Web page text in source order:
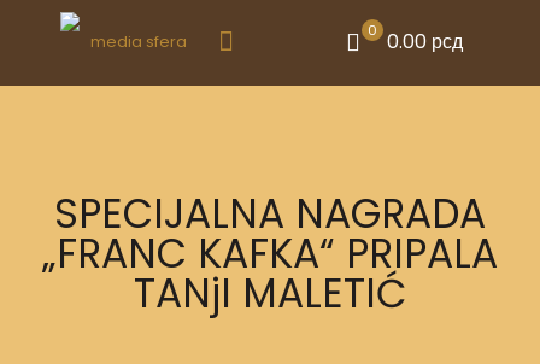
0 0.00 рсд
SPECIJALNA NAGRADA
„FRANC KAFKA“ PRIPALA
TANjI MALETIĆ